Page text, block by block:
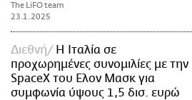
The LiFO team
23.1.2025
Διεθνή
Η Ιταλία σε
προχωρημένες συνομιλίες με την
SpaceX του Ελον Μασκ για
συμφωνία ύψους 1,5 δισ. ευρώ